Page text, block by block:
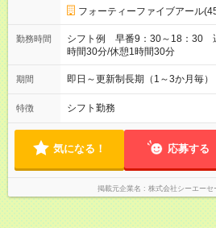
フォーティーファイブアール
勤務時間
シフト例 早番9：30～18：30
時間30分/休憩1時間30分
期間 即日～更新制長期（1～3か月毎）
特徴 シフト勤務
気になる！ 応募する
掲載元企業名 株式会社シーエーセ